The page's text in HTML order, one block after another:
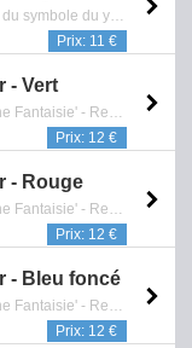
Barette à cheveux laquée ornée du symbole du ying et du yang - Longueur: 10 cm - Reference: 0902.384.0410
Prix: 11 €
- Vert
Attache-cheveux de chez 'Cyllene Fantaisie' - Représentant une fleur en tissu - Finition métal argentée - Diamétre: 9 cm - Collection de bijoux fantaisie - Reference: 0902.003.0714
Prix: 12 €
- Rouge
Attache-cheveux de chez 'Cyllene Fantaisie' - Représentant une fleur en tissu - Finition métal argentée - Diamétre: 9 cm - Collection de bijoux fantaisie - Reference: 0902.004.0714
Prix: 12 €
- Bleu foncé
Attache-cheveux de chez 'Cyllene Fantaisie' - Représentant une fleur en tissu - Finition métal argentée - Diamétre: 9 cm - Collection de bijoux fantaisie - Reference: 0902.001.0714
Prix: 12 €